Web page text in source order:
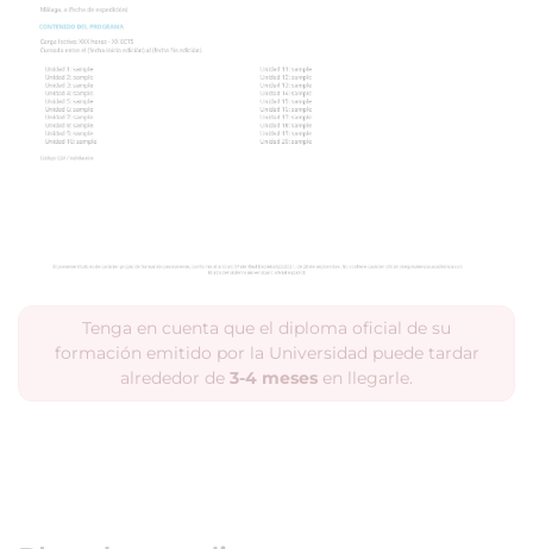
Tenga en cuenta que el diploma oficial de su
formación emitido por la Universidad puede tardar
alrededor de 3-4 meses en llegarle.